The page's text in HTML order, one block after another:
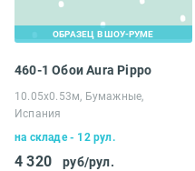
ОБРАЗЕЦ В ШОУ-РУМЕ
460-1 Обои Aura Pippo
10.05х0.53м, Бумажные,
Испания
на складе - 12 рул.
4 320 руб/рул.